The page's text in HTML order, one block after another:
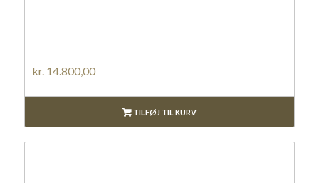
kr. 14.800,00
TILFØJ TIL KURV